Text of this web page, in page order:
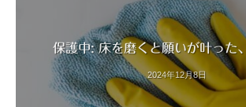
保護中: 床を磨くと願いが叶った
2024年12月8日